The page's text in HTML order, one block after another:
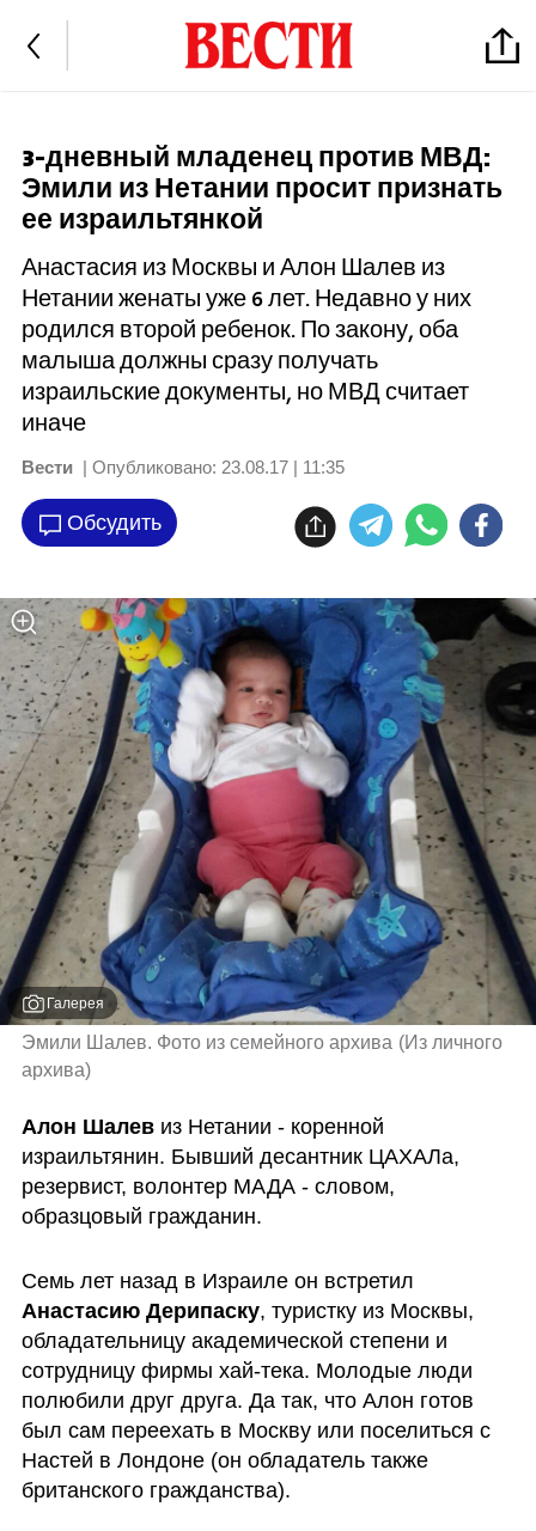
3-дневный младенец против МВД:
Эмили из Нетании просит признать
ее израильтянкой
Анастасия из Москвы и Алон Шалев из
Нетании женаты уже 6 лет. Недавно у них
родился второй ребенок. По закону, оба
малыша должны сразу получать
израильские документы, но МВД считает
иначе
Вести | Опубликовано: 23.08.17 | 11:35
Обсудить
Галерея
Эмили Шалев. Фото из семейного архива (Из личного
архива)
Алон Шалев из Нетании - коренной
израильтянин. Бывший десантник ЦАХАЛа,
резервист, волонтер МАДА - словом,
образцовый гражданин.
Анастасию Дерипаску, туристку из Москвы,
обладательницу академической степени и
сотрудницу фирмы хай-тека. Молодые люди
полюбили друг друга. Да так, что Алон готов
был сам переехать в Москву или поселиться с
Настей в Лондоне (он обладатель также
британского гражданства).